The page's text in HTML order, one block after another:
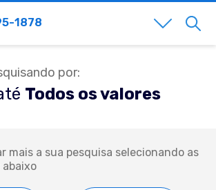
1878
por:
Todos os valores
mais a sua pesquisa selecionando as